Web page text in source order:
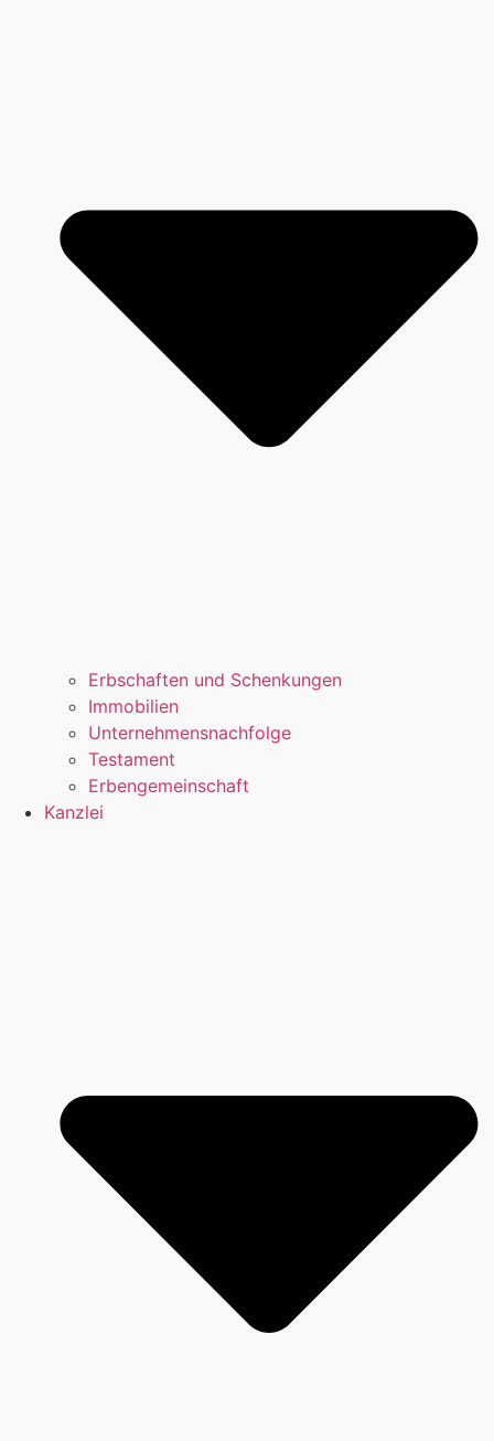
Erbschaften und Schenkungen
Immobilien
Unternehmensnachfolge
Testament
Erbengemeinschaft
Kanzlei